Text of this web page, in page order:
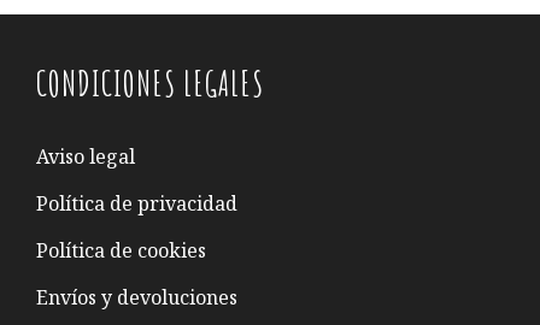
CONDICIONES LEGALES
Aviso legal
Política de privacidad
Política de cookies
Envíos y devoluciones